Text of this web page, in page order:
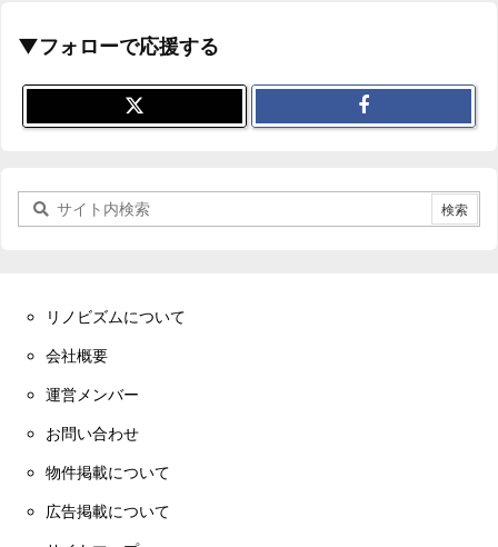
▼フォローで応援する
リノビズムについて
会社概要
運営メンバー
お問い合わせ
物件掲載について
広告掲載について